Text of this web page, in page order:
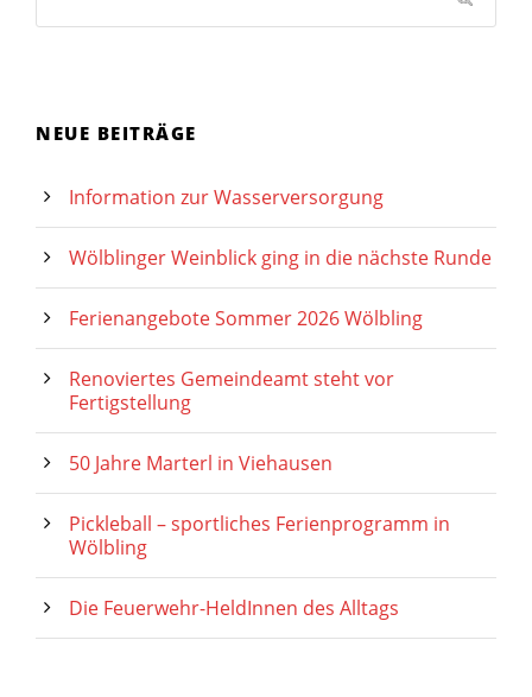
NEUE BEITRÄGE
Information zur Wasserversorgung
Wölblinger Weinblick ging in die nächste Runde
Ferienangebote Sommer 2026 Wölbling
Renoviertes Gemeindeamt steht vor
Fertigstellung
50 Jahre Marterl in Viehausen
Pickleball – sportliches Ferienprogramm in
Wölbling
Die Feuerwehr-HeldInnen des Alltags